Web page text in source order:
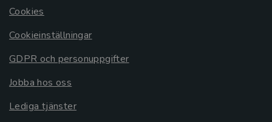
Cookies
Cookieinställningar
GDPR och personuppgifter
Jobba hos oss
Lediga tjänster